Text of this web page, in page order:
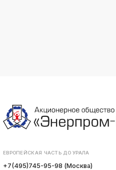
ЕВРОПЕЙСКАЯ ЧАСТЬ ДО УРАЛА
+7(495)745-95-98 (Москва)